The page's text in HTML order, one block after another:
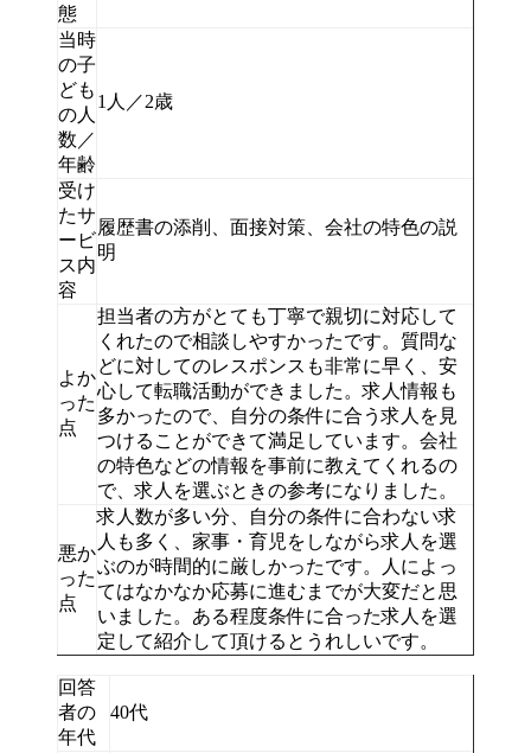
態
当時
の子
ども
の人
数／
年齢
1人／2歳
受け
たサ
ービ
ス内
容
履歴書の添削、面接対策、会社の特色の説
明
よか
った
点
担当者の方がとても丁寧で親切に対応して
くれたので相談しやすかったです。質問な
どに対してのレスポンスも非常に早く、安
心して転職活動ができました。求人情報も
多かったので、自分の条件に合う求人を見
つけることができて満足しています。会社
の特色などの情報を事前に教えてくれるの
で、求人を選ぶときの参考になりました。
悪か
った
点
求人数が多い分、自分の条件に合わない求
人も多く、家事・育児をしながら求人を選
ぶのが時間的に厳しかったです。人によっ
てはなかなか応募に進むまでが大変だと思
いました。ある程度条件に合った求人を選
定して紹介して頂けるとうれしいです。
回答
者の
年代
40代